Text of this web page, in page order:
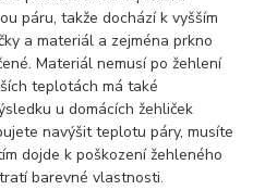
páru, takže dochází k vyšším
a materiál a zejména prkno
Materiál nemusí po žehlení
teplotách má také
u domácích žehliček
navýšit teplotu páry, musíte
dojde k poškození žehleného
barevné vlastnosti.